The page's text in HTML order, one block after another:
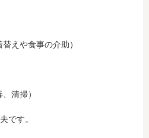
えや食事の介助）
清掃）
です。
く！